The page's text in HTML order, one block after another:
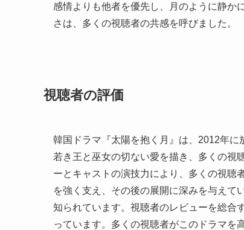
感情よりも他者を優先し、月のように静か
さは、多くの視聴者の共感を呼びました。
視聴者の評価
韓国ドラマ『太陽を抱く月』は、2012年に
若き王と巫女の切ない愛を描き、多くの視
ーとキャストの演技力により、多くの視聴
を強く支え、その後の展開に深みを与えて
知られています。視聴者のレビューを総合
っています。多くの視聴者がこのドラマを